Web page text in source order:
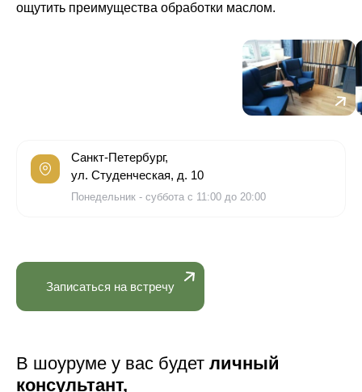
ощутить преимущества обработки маслом.
Санкт-Петербург,
ул. Студенческая, д. 10
Понедельник - суббота с 11:00 до 20:00
Записаться на встречу
В шоуруме у вас будет личный
консультант,